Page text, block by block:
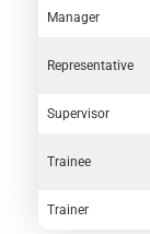
Manager
Representative
Supervisor
Trainee
Trainer